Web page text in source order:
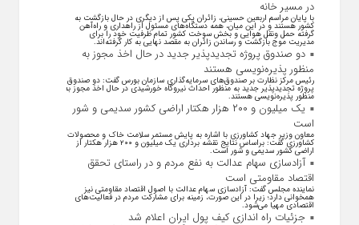
در مسیر خانه
با پایان مراسم اربعین حسینی، زائران یکی پس از دیگری در حال بازگشت به
کشور هستند و در این میان، همه دستگاه‌های مسئول از راهداری و راه‌آهن
گرفته حمل ونقل هوایی و بخش سوخت کشور تمام ظرفیت خود را برای
مدیریت موج بازگشت و رساندن زائران به مقصد نهایی به کار گرفته‌اند.
دو صندوق پروژه تجدیدپذیر جدید در حال اخذ مجوز به
منظور پذیره‌نویسی هستند
رئیس مرکز نظارت بر صندوق‌های سرمایه‌گذاری سازمان بورس گفت: دو صندوق
پروژه تجدیدپذیر جدید به منظور احداث نیروگاه خورشیدی در حال اخذ مجوز به
منظور پذیره‌نویسی هستند.
یک میلیون و ۲۰۰ هزار هکتار اراضی کشور سدیمی و شور
است
معاون وزیر جهاد کشاورزی با اشاره به پایش مستمر سلامت خاک و محصولات
کشاورزی گفت: براساس نتایج نقشه برداری یک میلیون و ۲۰۰ هزار هکتار از
اراضی کشور سدیمی و شور است.
آزادسازی سهام عدالت به نفع مردم و در راستای تحقق
اقتصاد مقاومتی است
نماینده مجلس گفت: آزادسازی سهام عدالت با اصول اقتصاد مقاومتی نیز
همخوانی دارد؛ زیرا در این صورت، زمینه برای مشارکت مردم در فعالیت‌های
اقتصادی مهیا می‌شود.
جزئیات راه اندازی کیف پول ایران اعلام شد